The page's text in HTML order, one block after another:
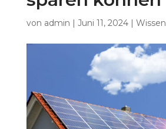
von admin | Juni 11, 2024| Wissen